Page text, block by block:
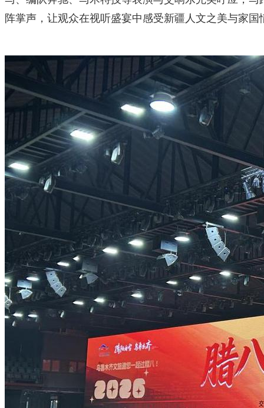
阵掌声，让观众在视听盛宴中感受新疆人文之美与家